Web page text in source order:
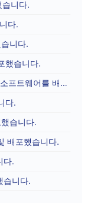
니다.
다.
니다.
했습니다.
PPTX 파일에서 이미지 추출하는 새 소프트웨어를 배포합니다.
다.
습니다.
배포했습니다.
다.
습니다.